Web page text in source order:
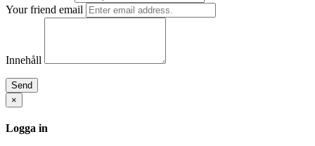
Your friend email
Innehåll
Send
×
Logga in